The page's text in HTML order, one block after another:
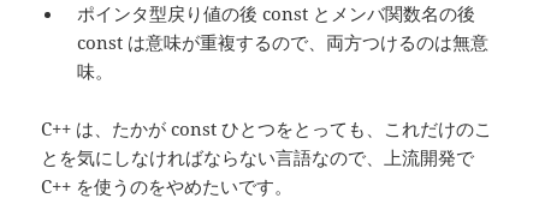
ポインタ型戻り値の後 const とメンバ関数名の後
const は意味が重複するので、両方つけるのは無意
味。
C++ は、たかが const ひとつをとっても、これだけのこ
とを気にしなければならない言語なので、上流開発で
C++ を使うのをやめたいです。